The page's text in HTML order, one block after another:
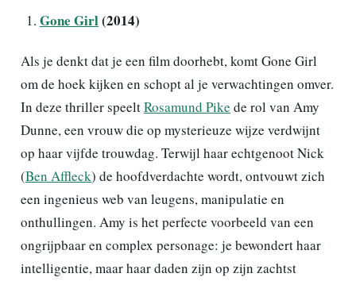
Gone Girl(2014)
Als je denkt dat je een film doorhebt, komt Gone Girl
om de hoek kijken en schopt al je verwachtingen omver.
In deze thriller speeltRosamund Pike de rol van Amy
Dunne, een vrouw die op mysterieuze wijze verdwijnt
op haar vijfde trouwdag. Terwijl haar echtgenoot Nick
(Ben Affleck) de hoofdverdachte wordt, ontvouwt zich
een ingenieus web van leugens, manipulatie en
onthullingen. Amy is het perfecte voorbeeld van een
ongrijpbaar en complex personage: je bewondert haar
intelligentie, maar haar daden zijn op zijn zachtst